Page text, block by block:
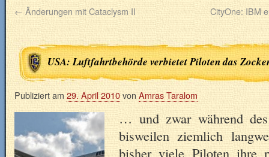
← Änderungen mit Cataclysm II CityOne: IBM
USA: Luftfahrtbehörde verbietet Piloten das
Publiziert am 29. April 2010von Amras Taralom
… und zwar während
bisweilen ziemlich
bisher viele Piloten ihre